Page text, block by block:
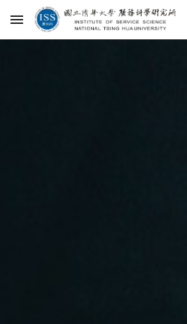
Skip to main content